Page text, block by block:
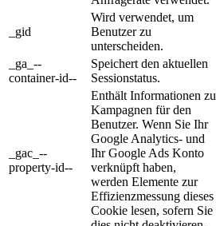
_gid
Wird verwendet, um
Benutzer zu
unterscheiden.
_ga_--
container-id--
Speichert den aktuellen
Sessionstatus.
_gac_--
property-id--
Enthält Informationen zu
Kampagnen für den
Benutzer. Wenn Sie Ihr
Google Analytics- und
Ihr Google Ads Konto
verknüpft haben,
werden Elemente zur
Effizienzmessung dieses
Cookie lesen, sofern Sie